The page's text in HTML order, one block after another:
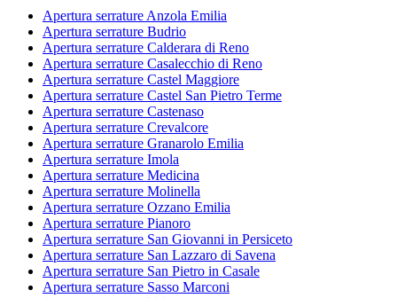
Apertura serrature Anzola Emilia
Apertura serrature Budrio
Apertura serrature Calderara di Reno
Apertura serrature Casalecchio di Reno
Apertura serrature Castel Maggiore
Apertura serrature Castel San Pietro Terme
Apertura serrature Castenaso
Apertura serrature Crevalcore
Apertura serrature Granarolo Emilia
Apertura serrature Imola
Apertura serrature Medicina
Apertura serrature Molinella
Apertura serrature Ozzano Emilia
Apertura serrature Pianoro
Apertura serrature San Giovanni in Persiceto
Apertura serrature San Lazzaro di Savena
Apertura serrature San Pietro in Casale
Apertura serrature Sasso Marconi